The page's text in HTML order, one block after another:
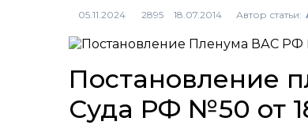
2895 Автор статьи:
Постановление
Суда РФ №50 от